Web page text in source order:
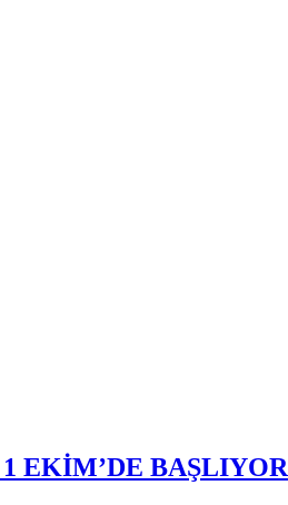
EKİM’DE BAŞLIYOR